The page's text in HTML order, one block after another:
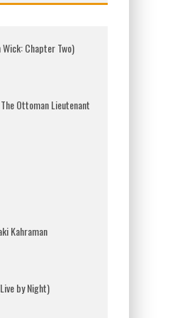
Wick: Chapter Two)
The Ottoman Lieutenant
Kahraman
by Night)